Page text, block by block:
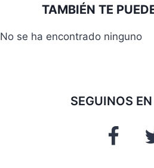
TAMBIÉN TE
No se ha encontrado ninguno
SEGUINOS EN